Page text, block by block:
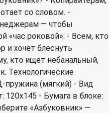
со словом. -
— чтобы
«час роковой». - Всем, кто
и хочет блеснуть
кто ищет небанальный,
Технологические
пружина (мягкий) - Вид
120х145 - Бумага в блоке:
«Азбуковник» —